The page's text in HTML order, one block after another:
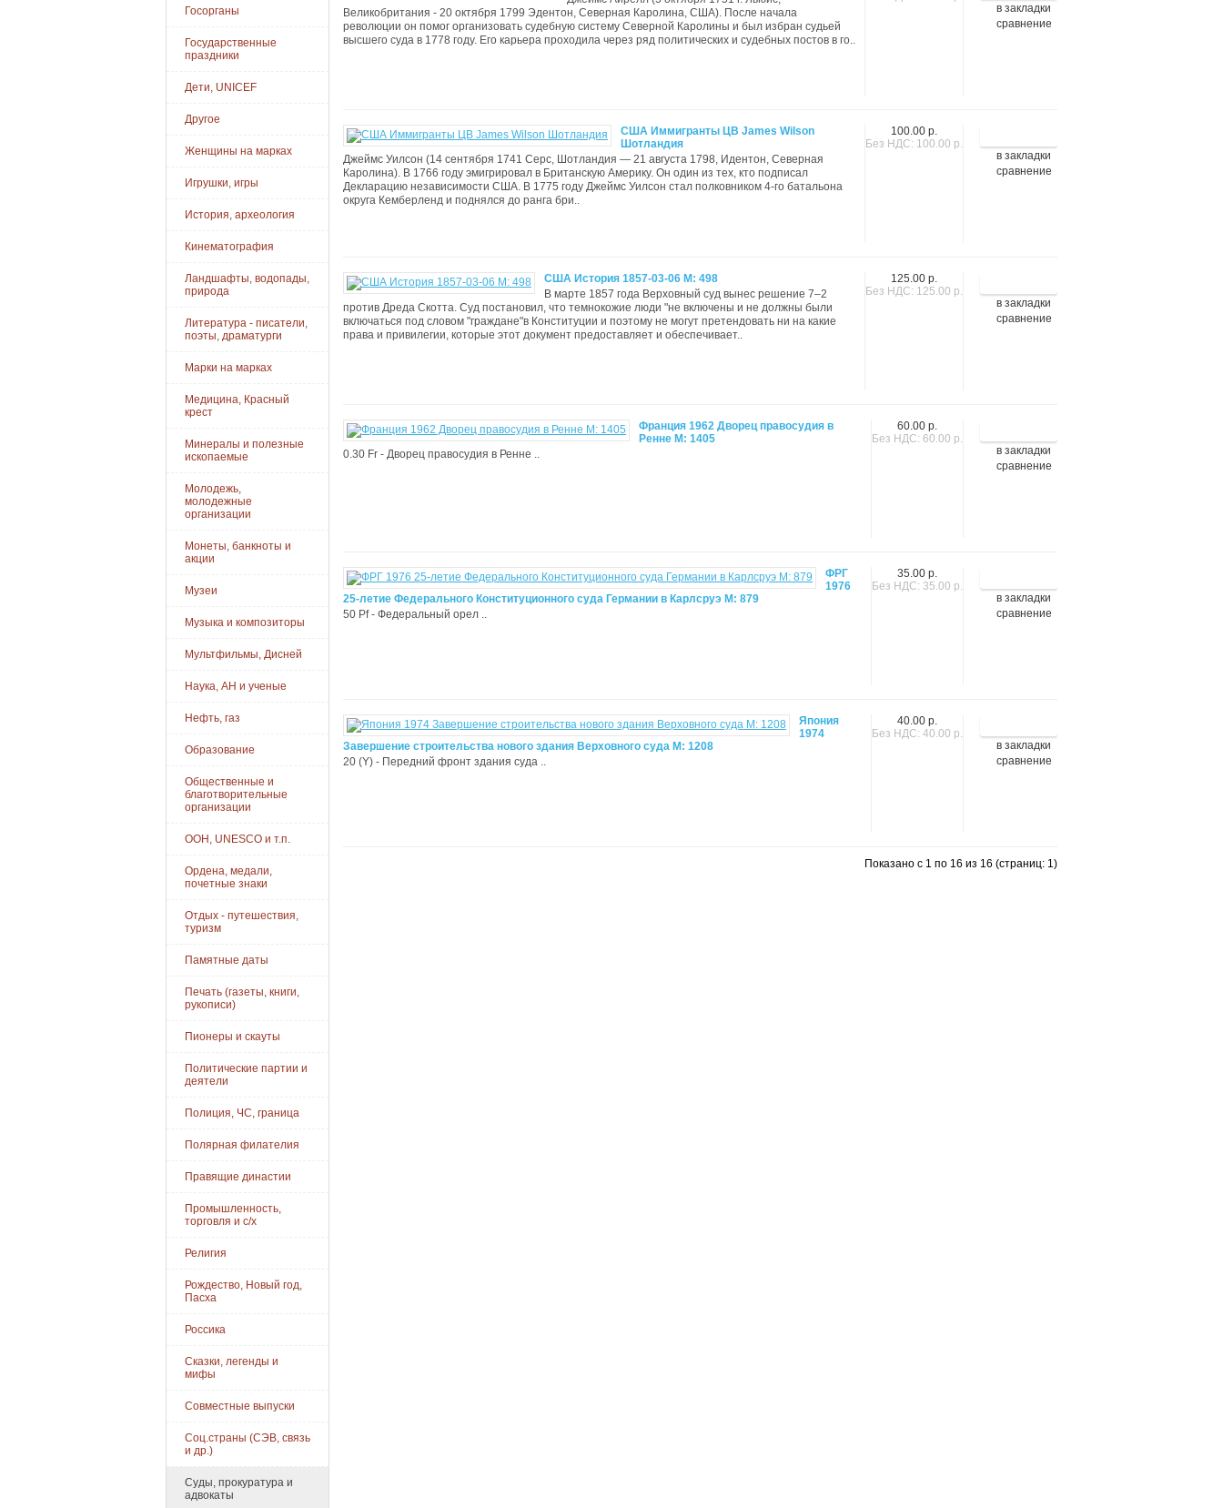
Госорганы
Государственные
праздники
Дети, UNICEF
Другое
Женщины на марках
Игрушки, игры
История, археология
Кинематография
Ландшафты, водопады,
природа
Литература - писатели,
поэты, драматурги
Марки на марках
Медицина, Красный
крест
Минералы и полезные
ископаемые
Молодежь,
молодежные
организации
Монеты, банкноты и
акции
Музеи
Музыка и композиторы
Мультфильмы, Дисней
Наука, АН и ученые
Нефть, газ
Образование
Общественные и
благотворительные
организации
ООН, UNESCO и т.п.
Ордена, медали,
почетные знаки
Отдых - путешествия,
туризм
Памятные даты
Печать (газеты, книги,
рукописи)
Пионеры и скауты
Политические партии и
деятели
Полиция, ЧС, граница
Полярная филателия
Правящие династии
Промышленность,
торговля и с/х
Религия
Рождество, Новый год,
Пасха
Россика
Сказки, легенды и
мифы
Совместные выпуски
Соц.страны (СЭВ, связь
и др.)
Суды, прокуратура и
адвокаты
в закладки
сравнение
Великобритания - 20 октября 1799 Эдентон, Северная Каролина, США). После начала
революции он помог организовать судебную систему Северной Каролины и был избран судьей
высшего суда в 1778 году. Его карьера проходила через ряд политических и судебных постов в го..
в закладки
сравнение
100.00 р.
Без НДС: 100.00 р.
США Иммигранты ЦВ James Wilson
Шотландия
Джеймс Уилсон (14 сентября 1741 Серс, Шотландия — 21 августа 1798, Идентон, Северная
Каролина). В 1766 году эмигрировал в Британскую Америку. Он один из тех, кто подписал
Декларацию независимости США. В 1775 году Джеймс Уилсон стал полковником 4-го батальона
округа Кемберленд и поднялся до ранга бри..
в закладки
сравнение
125.00 р.
Без НДС: 125.00 р.
США История 1857-03-06 M: 498
В марте 1857 года Верховный суд вынес решение 7–2
против Дреда Скотта. Суд постановил, что темнокожие люди "не включены и не должны были
включаться под словом "граждане"в Конституции и поэтому не могут претендовать ни на какие
права и привилегии, которые этот документ предоставляет и обеспечивает..
в закладки
сравнение
60.00 р.
Без НДС: 60.00 р.
Франция 1962 Дворец правосудия в
Ренне М: 1405
0.30 Fr - Дворец правосудия в Ренне ..
в закладки
сравнение
35.00 р.
Без НДС: 35.00 р.
ФРГ
1976
25-летие Федерального Конституционного суда Германии в Карлсруэ М: 879
50 Pf - Федеральный орел ..
в закладки
сравнение
40.00 р.
Без НДС: 40.00 р.
Япония
1974
Завершение строительства нового здания Верховного суда М: 1208
20 (Y) - Передний фронт здания суда ..
Показано с 1 по 16 из 16 (страниц: 1)